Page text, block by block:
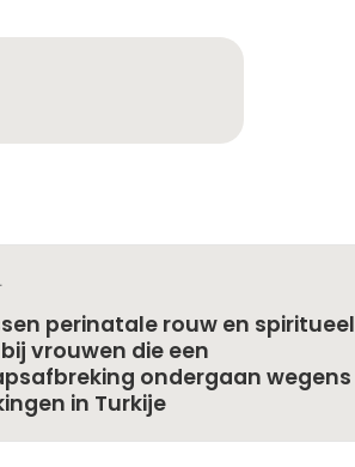
perinatale rouw en spiritueel
vrouwen die een
ondergaan wegens
in Turkije